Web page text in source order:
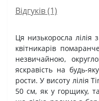
Відгуків (1)
Ця низькоросла лілія
квітникарів
незвичайною,
яскравість на будь-
рости. У висоту лілія
50 см, як у горщику,